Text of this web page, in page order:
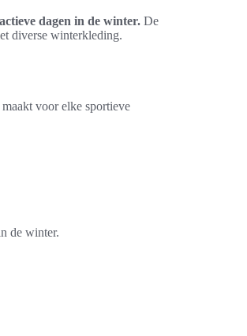
actieve dagen in de winter. De
diverse winterkleding.
voor elke sportieve
de winter.